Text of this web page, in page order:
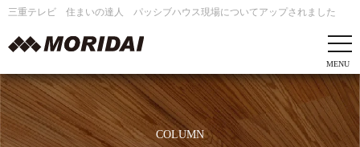
三重テレビ 住まいの達人 パッシブハウス現場についてアップされました
COLUMN